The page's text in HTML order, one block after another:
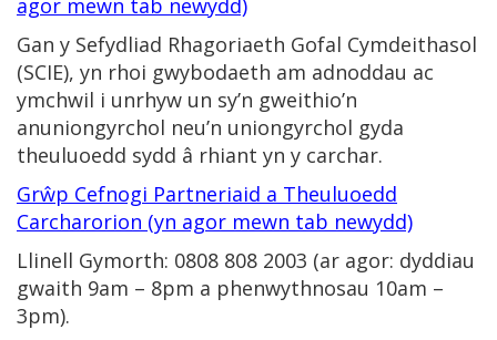
agor mewn tab newydd)
Gan y Sefydliad Rhagoriaeth Gofal Cymdeithasol
(SCIE), yn rhoi gwybodaeth am adnoddau ac
ymchwil i unrhyw un sy’n gweithio’n
anuniongyrchol neu’n uniongyrchol gyda
theuluoedd sydd â rhiant yn y carchar.
Grŵp Cefnogi Partneriaid a Theuluoedd
Carcharorion (yn agor mewn tab newydd)
Llinell Gymorth: 0808 808 2003 (ar agor: dyddiau
gwaith 9am – 8pm a phenwythnosau 10am –
3pm).